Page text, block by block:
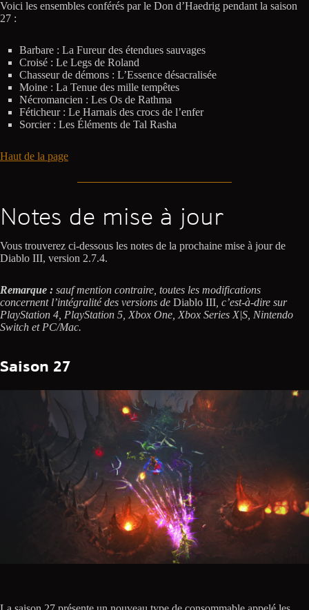
Voici les ensembles conférés par le Don d’Haedrig pendant la saison
27 :
Barbare : La Fureur des étendues sauvages
Croisé : Le Legs de Roland
Chasseur de démons : L’Essence désacralisée
Moine : La Tenue des mille tempêtes
Nécromancien : Les Os de Rathma
Féticheur : Le Harnais des crocs de l’enfer
Sorcier : Les Éléments de Tal Rasha
Haut de la page
Notes de mise à jour
Vous trouverez ci-dessous les notes de la prochaine mise à jour de
Diablo III, version 2.7.4.
Remarque : sauf mention contraire, toutes les modifications
concernent l’intégralité des versions de Diablo III , c’est-à-dire sur
PlayStation 4, PlayStation 5, Xbox One, Xbox Series X|S, Nintendo
Switch et PC/Mac.
Saison 27